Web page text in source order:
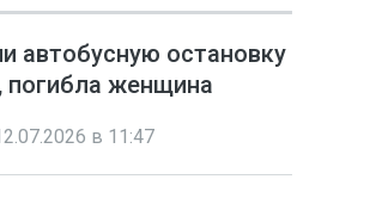
автобусную остановку
погибла женщина
в 11:47